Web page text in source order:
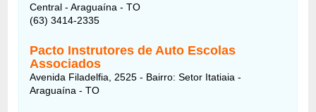
Central - Araguaína - TO
(63) 3414-2335
Pacto Instrutores de Auto Escolas
Associados
Avenida Filadelfia, 2525 - Bairro: Setor Itatiaia -
Araguaína - TO